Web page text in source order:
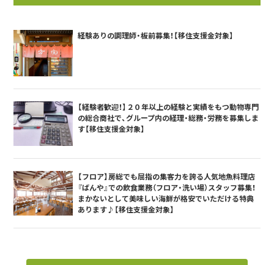
経験ありの調理師・板前募集！【移住支援金対象】
【経験者歓迎！】２０年以上の経験と実績をもつ動物専門
の総合商社で、グループ内の経理・総務・労務を募集しま
す【移住支援金対象】
【フロア】房総でも屈指の集客力を誇る人気地魚料理店
『ばんや』での飲食業務（フロア・洗い場）スタッフ募集！
まかないとして美味しい海鮮が格安でいただける特典
あります♪【移住支援金対象】